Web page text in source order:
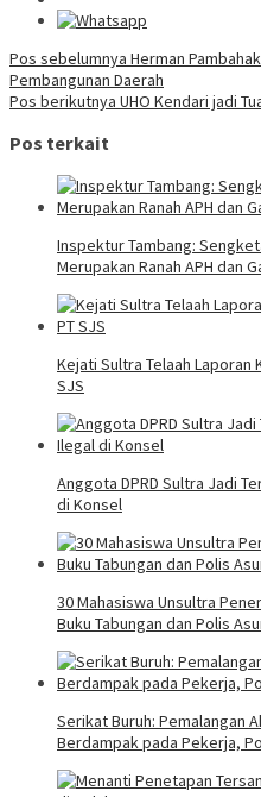
Navigasi
pos
Pos sebelumnya Herman
Pembangunan Daerah
Pos berikutnya UHO Kendari jadi
Pos terkait
Inspektur Tambang:
Merupakan Ranah APH dan
Kejati Sultra Telaah Laporan
SJS
Anggota DPRD Sultra Jadi
di Konsel
30 Mahasiswa Unsultra
Buku Tabungan dan Polis
Serikat Buruh: Pemalangan
Berdampak pada Pekerja,